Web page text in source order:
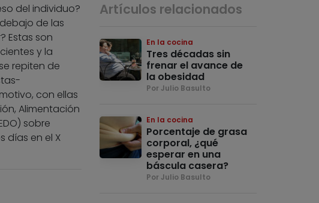
del individuo?
de las
Estas son
y la
repiten de
con ellas
Alimentación
sobre
días en el X
Artículos relacionados
En la cocina
Tres décadas sin
frenar el avance de
la obesidad
Por Julio Basulto
En la cocina
Porcentaje de grasa
corporal, ¿qué
esperar en una
báscula casera?
Por Julio Basulto